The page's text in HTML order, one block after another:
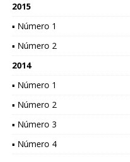
2015
▪ Número 1
▪ Número 2
2014
▪ Número 1
▪ Número 2
▪ Número 3
▪ Número 4